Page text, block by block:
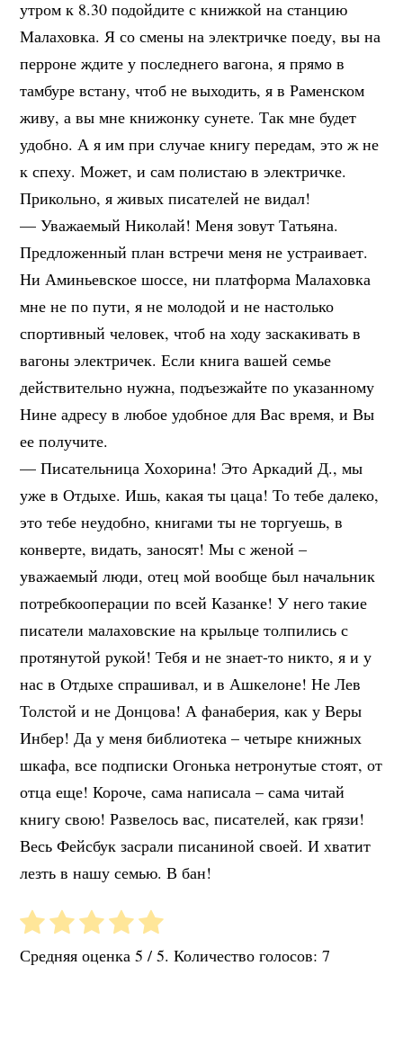
утром к 8.30 подойдите с книжкой на станцию
Малаховка. Я со смены на электричке поеду, вы на
перроне ждите у последнего вагона, я прямо в
тамбуре встану, чтоб не выходить, я в Раменском
живу, а вы мне книжонку сунете. Так мне будет
удобно. А я им при случае книгу передам, это ж не
к спеху. Может, и сам полистаю в электричке.
Прикольно, я живых писателей не видал!
— Уважаемый Николай! Меня зовут Татьяна.
Предложенный план встречи меня не устраивает.
Ни Аминьевское шоссе, ни платформа Малаховка
мне не по пути, я не молодой и не настолько
спортивный человек, чтоб на ходу заскакивать в
вагоны электричек. Если книга вашей семье
действительно нужна, подъезжайте по указанному
Нине адресу в любое удобное для Вас время, и Вы
ее получите.
— Писательница Хохорина! Это Аркадий Д., мы
уже в Отдыхе. Ишь, какая ты цаца! То тебе далеко,
это тебе неудобно, книгами ты не торгуешь, в
конверте, видать, заносят! Мы с женой –
уважаемый люди, отец мой вообще был начальник
потребкооперации по всей Казанке! У него такие
писатели малаховские на крыльце толпились с
протянутой рукой! Тебя и не знает-то никто, я и у
нас в Отдыхе спрашивал, и в Ашкелоне! Не Лев
Толстой и не Донцова! А фанаберия, как у Веры
Инбер! Да у меня библиотека – четыре книжных
шкафа, все подписки Огонька нетронутые стоят, от
отца еще! Короче, сама написала – сама читай
книгу свою! Развелось вас, писателей, как грязи!
Весь Фейсбук засрали писаниной своей. И хватит
лезть в нашу семью. В бан!
Средняя оценка5 / 5. Количество голосов:7